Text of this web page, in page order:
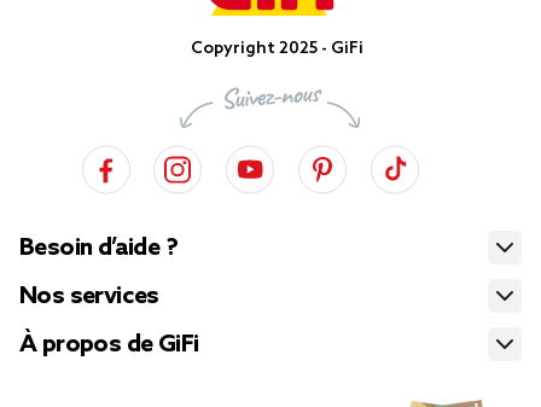
Copyright 2025 - GiFi
Besoin d’aide ?
Nos services
À propos de GiFi